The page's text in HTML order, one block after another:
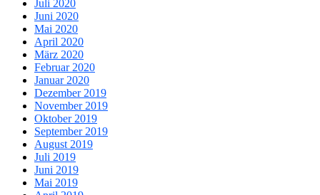
Juli 2020
Juni 2020
Mai 2020
April 2020
März 2020
Februar 2020
Januar 2020
Dezember 2019
November 2019
Oktober 2019
September 2019
August 2019
Juli 2019
Juni 2019
Mai 2019